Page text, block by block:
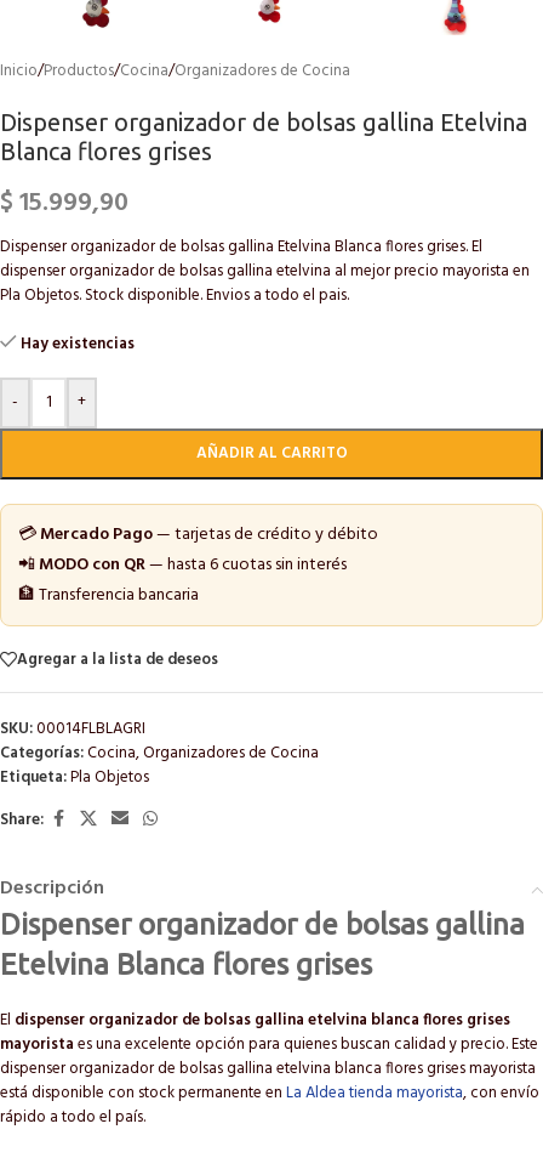
Inicio/Productos/Cocina/Organizadores de Cocina
Dispenser organizador de bolsas gallina Etelvina
Blanca flores grises
$15.999,90
Dispenser organizador de bolsas gallina Etelvina Blanca flores grises. El
dispenser organizador de bolsas gallina etelvina al mejor precio mayorista en
Pla Objetos. Stock disponible. Envios a todo el pais.
Hay existencias
-
+
AÑADIR AL CARRITO
💳Mercado Pago— tarjetas de crédito y débito
📲MODO con QR— hasta 6 cuotas sin interés
🏦 Transferencia bancaria
Agregar a la lista de deseos
SKU:00014FLBLAGRI
Categorías:Cocina,Organizadores de Cocina
Etiqueta:Pla Objetos
Share:
Descripción
Dispenser organizador de bolsas gallina
Etelvina Blanca flores grises
El dispenser organizador de bolsas gallina etelvina blanca flores grises
mayoristaes una excelente opción para quienes buscan calidad y precio. Este
dispenser organizador de bolsas gallina etelvina blanca flores grises mayorista
está disponible con stock permanente enLa Aldea tienda mayorista, con envío
rápido a todo el país.